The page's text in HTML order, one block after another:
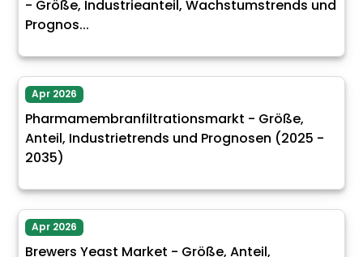
- Größe, Industrieanteil, Wachstumstrends und
Prognos...
Apr 2026
Pharmamembranfiltrationsmarkt - Größe,
Anteil, Industrietrends und Prognosen (2025 -
2035)
Apr 2026
Brewers Yeast Market - Größe, Anteil,